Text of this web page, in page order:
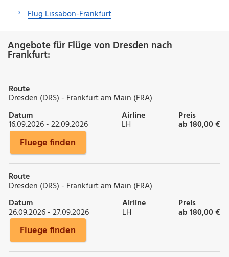
Flug Lissabon-Frankfurt
Angebote für Flüge von Dresden nach
Frankfurt:
Route
Dresden (DRS) - Frankfurt am Main (FRA)
Datum
16.09.2026 - 22.09.2026
Airline
LH
Preis
ab 180,00 €
Fluege finden
Route
Dresden (DRS) - Frankfurt am Main (FRA)
Datum
26.09.2026 - 27.09.2026
Airline
LH
Preis
ab 180,00 €
Fluege finden